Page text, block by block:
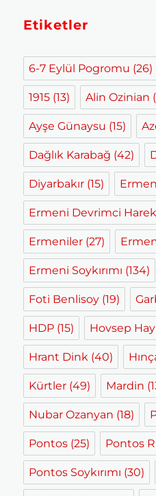
Etiketler
6-7 Eylül Pogromu (26)
1915 (13) Alin Ozinian
Ayşe Günaysu (15)
Dağlık Karabağ (42)
Diyarbakır (15)
Ermeni Devrimci
Ermeniler (27)
Ermeni Soykırımı (134)
Foti Benlisoy (19)
HDP (15) Hovsep
Hrant Dink (40)
Kürtler (49) Mardin
Nubar Ozanyan (18)
Pontos (25) Pontos
Pontos Soykırımı (30)